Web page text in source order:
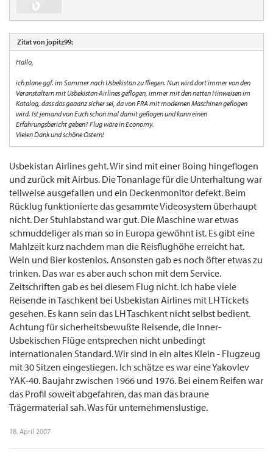
Zitat von jopitz99:
Hallo,
ich plane ggf. im Sommer nach Usbekistan zu fliegen. Nun wird dort immer von den
Veranstaltern mit Usbekistan Airlines geflogen, immer mit den netten Hinweisen im
Katalog, dass das gaaanz sicher sei, da von FRA mit modernen Maschinen geflogen
wird. Ist jemand von Euch schon mal damit geflogen und kann einen
Erfahrungsbericht geben? Flug wäre in Economy.
Vielen Dank und schöne Ostern!
Usbekistan Airlines geht. Wir sind mit einer Boing hingeflogen
und zurück mit Airbus. Die Tonanlage für die Unterhaltung war
teilweise ausgefallen und ein Deckenmonitor defekt. Beim
Rücklug funktionierte das gesammte Videosystem überhaupt
nicht. Der Stuhlabstand war gut. Die Maschine war etwas
schmuddeliger als man so in Europa gewöhnt ist. Es gibt eine
Mahlzeit kurz nachdem man die Reisflughöhe erreicht hat.
Wein und Bier kostenlos. Ansonsten gab es noch öfter etwas zu
trinken. Das war es aber auch schon mit dem Service.
Zeitschriften gab es bei diesem Flug nicht. Ich habe viele
Reisende in Taschkent bei Usbekistan Airlines mit LH Tickets
gesehen. Es kann sein das LH Taschkent nicht selbst bedient.
Achtung für sicherheitsbewußte Reisende, die Inner-
Usbekischen Flüge entsprechen nicht unbedingt
internationalen Standard. Wir sind in ein altes Klein - Flugzeug
mit 30 Sitzen eingestiegen. Ich schätze es war eine Yakovlev
YAK-40. Baujahr zwischen 1966 und 1976. Bei einem Reifen war
das Profil soweit abgefahren, das man das braune
Trägermaterial sah. Was für unternehmenslustige.
18. April 2007